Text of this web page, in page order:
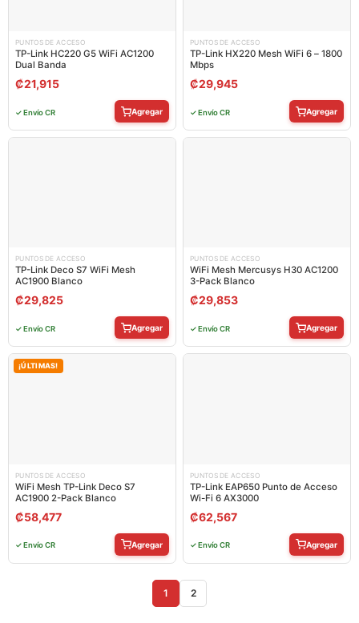
PUNTOS DE ACCESO
TP-Link HC220 G5 WiFi AC1200
Dual Banda
₡21,915
✓ Envío CR Agregar
PUNTOS DE ACCESO
TP-Link HX220 Mesh WiFi 6 – 1800
Mbps
₡29,945
✓ Envío CR Agregar
PUNTOS DE ACCESO
TP-Link Deco S7 WiFi Mesh
AC1900 Blanco
₡29,825
✓ Envío CR Agregar
PUNTOS DE ACCESO
WiFi Mesh Mercusys H30 AC1200
3-Pack Blanco
₡29,853
✓ Envío CR Agregar
¡ÚLTIMAS!
PUNTOS DE ACCESO
WiFi Mesh TP-Link Deco S7
AC1900 2-Pack Blanco
₡58,477
✓ Envío CR Agregar
PUNTOS DE ACCESO
TP-Link EAP650 Punto de Acceso
Wi-Fi 6 AX3000
₡62,567
✓ Envío CR Agregar
1 2